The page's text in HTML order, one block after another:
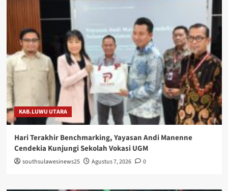
KAB.LUWU UTARA
Hari Terakhir Benchmarking, Yayasan Andi Manenne
Cendekia Kunjungi Sekolah Vokasi UGM
southsulawesinews25 Agustus 7, 2026 0